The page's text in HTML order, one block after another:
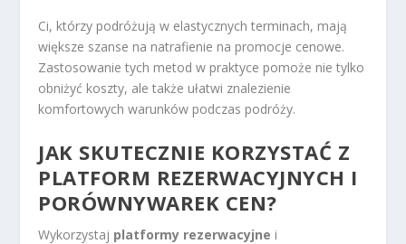
Ci, którzy podróżują w elastycznych terminach, mają
większe szanse na natrafienie na promocje cenowe.
Zastosowanie tych metod w praktyce pomoże nie tylko
obniżyć koszty, ale także ułatwi znalezienie
komfortowych warunków podczas podróży.
JAK SKUTECZNIE KORZYSTAĆ Z
PLATFORM REZERWACYJNYCH I
PORÓWNYWAREK CEN?
Wykorzystaj platformy rezerwacyjne i